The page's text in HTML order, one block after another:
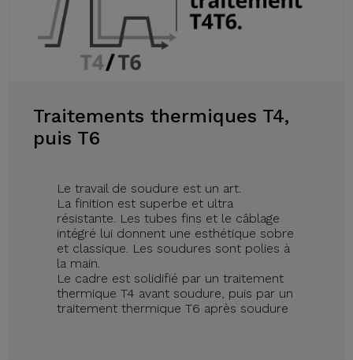
Traitements thermiques T4,
puis T6
Le travail de soudure est un art.
La finition est superbe et ultra
résistante. Les tubes fins et le câblage
intégré lui donnent une esthétique sobre
et classique. Les soudures sont polies à
la main.
Le cadre est solidifié par un traitement
thermique T4 avant soudure, puis par un
traitement thermique T6 après soudure